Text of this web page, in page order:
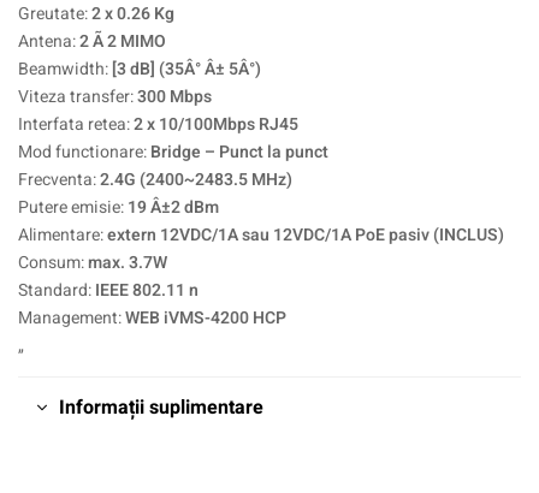
Greutate:2 x 0.26 Kg
Antena:2 Ã 2 MIMO
Beamwidth:[3 dB] (35Â° Â± 5Â°)
Viteza transfer:300 Mbps
Interfata retea:2 x 10/100Mbps RJ45
Mod functionare:Bridge – Punct la punct
Frecventa:2.4G (2400~2483.5 MHz)
Putere emisie:19 Â±2 dBm
Alimentare:extern 12VDC/1A sau 12VDC/1A PoE pasiv (INCLUS)
Consum:max. 3.7W
Standard:IEEE 802.11 n
Management:WEB iVMS-4200 HCP
„
Informații suplimentare